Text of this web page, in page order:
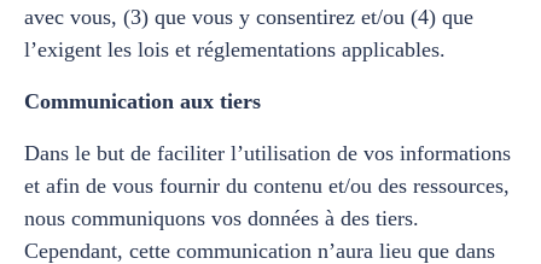
avec vous, (3) que vous y consentirez et/ou (4) que
l’exigent les lois et réglementations applicables.
Communication aux tiers
Dans le but de faciliter l’utilisation de vos informations
et afin de vous fournir du contenu et/ou des ressources,
nous communiquons vos données à des tiers.
Cependant, cette communication n’aura lieu que dans